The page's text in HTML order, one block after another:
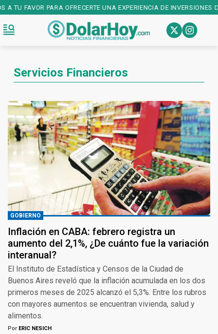
TU FAVOR PARA OFRECERTE UNA EXPERIENCIA DE INVERSIONES
Servicios Financieros
GOBIERNO
Inflación en CABA: febrero registra un
aumento del 2,1%, ¿De cuánto fue la variación
interanual?
El Instituto de Estadística y Censos de la Ciudad de
Buenos Aires reveló que la inflación acumulada en los dos
primeros meses de 2025 alcanzó el 5,3%. Entre los rubros
con mayores aumentos se encuentran vivienda, salud y
alimentos.
Por ERIC NESICH